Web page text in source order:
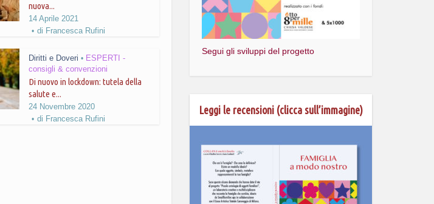
nuova...
14 Aprile 2021
di Francesca Rufini
Diritti e Doveri • ESPERTI -
consigli & convenzioni
Di nuovo in lockdown: tutela della
salute e...
24 Novembre 2020
di Francesca Rufini
Segui gli sviluppi del progetto
Leggi le recensioni (clicca sull’immagine)